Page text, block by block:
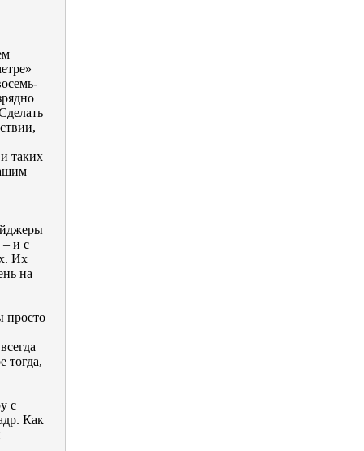
таких
– и с
Их
на
просто
тогда,
с
Как